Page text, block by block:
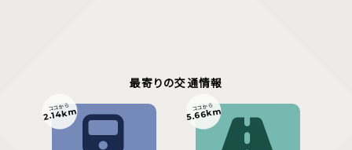
最寄りの交通情報
ココから
2.14km ココから
5.66km